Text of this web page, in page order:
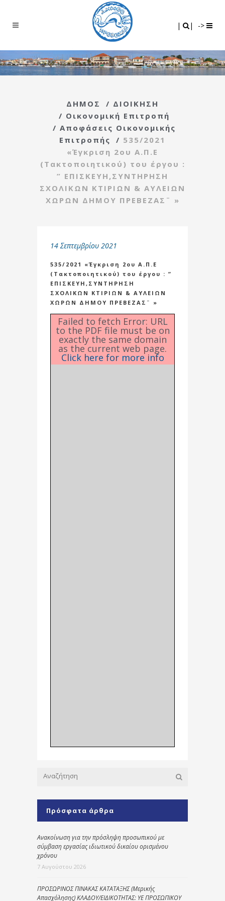
| | ->
ΔΗΜΟΣ / ΔΙΟΙΚΗΣΗ
/ Οικονομική Επιτροπή
/ Αποφάσεις Οικονομικής
Επιτροπής
/ 535/2021
«Έγκριση 2ου Α.Π.Ε
(Τακτοποιητικού) του έργου :
” ΕΠΙΣΚΕΥΗ,ΣΥΝΤΗΡΗΣΗ
ΣΧΟΛΙΚΩΝ ΚΤΙΡΙΩΝ & ΑΥΛΕΙΩΝ
ΧΩΡΩΝ ΔΗΜΟΥ ΠΡΕΒΕΖΑΣ¨ »
14 Σεπτεμβρίου 2021
535/2021 «Έγκριση 2ου Α.Π.Ε
(Τακτοποιητικού) του έργου : ”
ΕΠΙΣΚΕΥΗ,ΣΥΝΤΗΡΗΣΗ
ΣΧΟΛΙΚΩΝ ΚΤΙΡΙΩΝ & ΑΥΛΕΙΩΝ
ΧΩΡΩΝ ΔΗΜΟΥ ΠΡΕΒΕΖΑΣ¨ »
Failed to fetch Error: URL
to the PDF file must be on
exactly the same domain
as the current web page.
Click here for more info
Πρόσφατα άρθρα
Ανακοίνωση για την πρόσληψη προσωπικού με
σύμβαση εργασίας ιδιωτικού δικαίου ορισμένου
χρόνου
7 Αυγούστου 2026
ΠΡΟΣΩΡΙΝΟΣ ΠΙΝΑΚΑΣ ΚΑΤΑΤΑΞΗΣ (Μερικής
Απασχόλησης) ΚΛΑΔΟΥ/ΕΙΔΙΚΟΤΗΤΑΣ: ΥΕ ΠΡΟΣΩΠΙΚΟΥ